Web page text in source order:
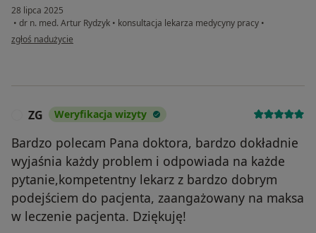
28 lipca 2025
• dr n. med. Artur Rydzyk • konsultacja lekarza medycyny pracy •
w opinii użytkownika Aneta
zgłoś nadużycie
ZG Weryfikacja wizyty
Bardzo polecam Pana doktora, bardzo dokładnie
wyjaśnia każdy problem i odpowiada na każde
pytanie,kompetentny lekarz z bardzo dobrym
podejściem do pacjenta, zaangażowany na maksa
w leczenie pacjenta. Dziękuję!